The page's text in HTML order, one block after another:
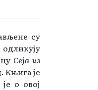
су
Сеја из
Књига је
о овој